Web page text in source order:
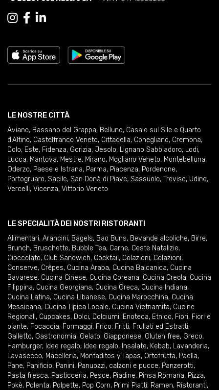
LE NOSTRE CITTÀ
Aviano, Bassano del Grappa, Belluno, Casale sul Sile e Quarto
d'Altino, Castelfranco Veneto, Cittadella, Conegliano, Cremona,
Dolo, Este, Fidenza, Gorizia, Jesolo, Lignano Sabbiadoro, Lodi,
Lucca, Mantova, Mestre, Mirano, Mogliano Veneto, Montebelluna,
Oderzo, Paese e Istrana, Parma, Piacenza, Pordenone,
Portogruaro, Sacile, San Donà di Piave, Sassuolo, Treviso, Udine,
Vercelli, Vicenza, Vittorio Veneto
LE SPECIALITÀ DEI NOSTRI RISTORANTI
Alimentari, Arancini, Bagels, Bao Buns, Bevande alcoliche, Birre,
Brunch, Bruschette, Bubble Tea, Carne, Ceste Natalizie,
Cioccolato, Club Sandwich, Cocktail , Colazioni, Colazioni,
Conserve, Crêpes, Cucina Araba, Cucina Balcanica, Cucina
Bavarese, Cucina Cinese, Cucina Coreana, Cucina Creola, Cucina
Filippina, Cucina Georgiana, Cucina Greca, Cucina Indiana,
Cucina Latina, Cucina Libanese, Cucina Marocchina, Cucina
Messicana, Cucina Tipica Locale, Cucina Vietnamita, Cucine
Regionali, Cupcakes, Dolci, Dolciumi, Enoteca, Etnico, Fiori, Fiori e
piante, Focaccia, Formaggi, Frico, Fritti, Frullati ed Estratti,
Galletto, Gastronomia, Gelato, Giapponese, Gluten free, Greco,
Hamburger, Idee regalo, Idee regalo, Insalate, Kebab, Lavanderia,
Lavasecco, Macelleria, Montaditos y Tapas, Ortofrutta, Paella,
Pane, Panificio, Panini, Panuozzi, calzoni e pucce, Panzerotti,
Pasta fresca, Pasticceria, Pesce, Piadine, Pinsa Romana, Pizza,
Pokè, Polenta, Polpette, Pop Corn, Primi Piatti, Ramen, Ristoranti,